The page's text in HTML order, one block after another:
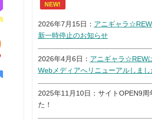
NEW!
2026年7月15日： アニギャラ
新一時停止のお知らせ
2026年4月6日： アニギャラ☆REW
Webメディアへリニューアルしまし
2025年11月10日：サイトOPEN9周
た！